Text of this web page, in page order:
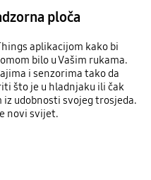
ploča
aplikacijom kako bi
bilo u Vašim rukama.
i senzorima tako da
što je u hladnjaku ili čak
udobnosti svojeg trosjeda.
novi svijet.